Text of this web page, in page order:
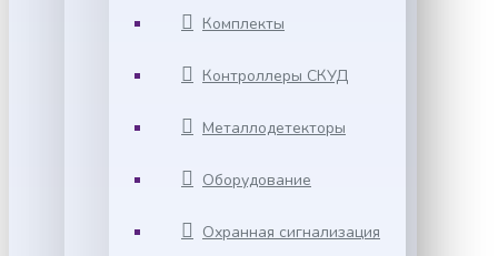
Комплекты
Контроллеры СКУД
Металлодетекторы
Оборудование
Охранная сигнализация